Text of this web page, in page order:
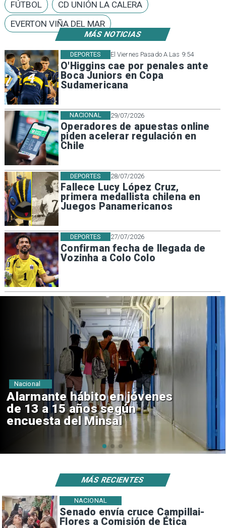
MÁS NOTICIAS
El Viernes Pasado A Las 9:54
O'Higgins cae por penales ante
Boca Juniors en Copa
Sudamericana
DEPORTES
29/07/2026
Operadores de apuestas online
piden acelerar regulación en
Chile
NACIONAL
28/07/2026
Fallece Lucy López Cruz,
primera medallista chilena en
Juegos Panamericanos
DEPORTES
27/07/2026
Confirman fecha de llegada de
Vozinha a Colo Colo
DEPORTES
FÚTBOL
CD UNIÓN LA CALERA
EVERTON VIÑA DEL MAR
Aprueban creación del Parque
Sebastián Piñera con inversión
de $4 mil millones
Regiones
Senado envía cruce Campillai-
Flores a Comisión de Ética
NACIONAL
MÁS RECIENTES